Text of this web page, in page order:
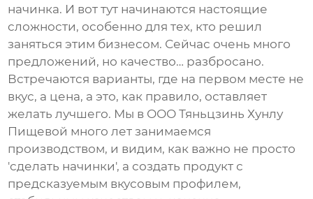
начинка. И вот тут начинаются настоящие
сложности, особенно для тех, кто решил
заняться этим бизнесом. Сейчас очень много
предложений, но качество… разбросано.
Встречаются варианты, где на первом месте не
вкус, а цена, а это, как правило, оставляет
желать лучшего. Мы в ООО Тяньцзинь Хунлу
Пищевой много лет занимаемся
производством, и видим, как важно не просто
'сделать начинки', а создать продукт с
предсказуемым вкусовым профилем,